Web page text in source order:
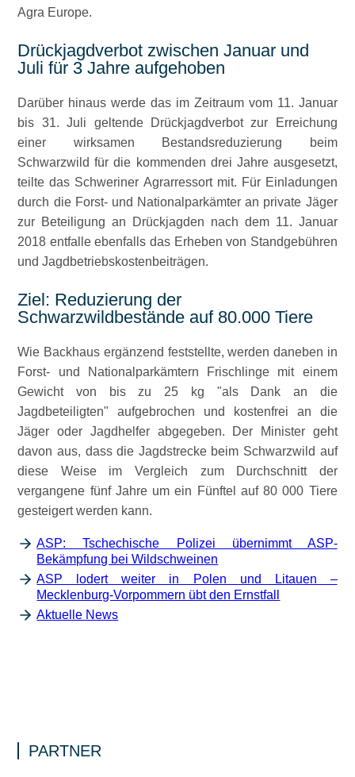
Agra Europe.
Drückjagdverbot zwischen Januar und
Juli für 3 Jahre aufgehoben
Darüber hinaus werde das im Zeitraum vom 11. Januar
bis 31. Juli geltende Drückjagdverbot zur Erreichung
einer wirksamen Bestandsreduzierung beim
Schwarzwild für die kommenden drei Jahre ausgesetzt,
teilte das Schweriner Agrarressort mit. Für Einladungen
durch die Forst- und Nationalparkämter an private Jäger
zur Beteiligung an Drückjagden nach dem 11. Januar
2018 entfalle ebenfalls das Erheben von Standgebühren
und Jagdbetriebskostenbeiträgen.
Ziel: Reduzierung der
Schwarzwildbestände auf 80.000 Tiere
Wie Backhaus ergänzend feststellte, werden daneben in
Forst- und Nationalparkämtern Frischlinge mit einem
Gewicht von bis zu 25 kg
als Dank an die
Jagdbeteiligten
aufgebrochen und kostenfrei an die
Jäger oder Jagdhelfer abgegeben. Der Minister geht
davon aus, dass die Jagdstrecke beim Schwarzwild auf
diese Weise im Vergleich zum Durchschnitt der
vergangene fünf Jahre um ein Fünftel auf 80 000 Tiere
gesteigert werden kann.
ASP: Tschechische Polizei übernimmt ASP-
Bekämpfung bei Wildschweinen
ASP lodert weiter in Polen und Litauen –
Mecklenburg-Vorpommern übt den Ernstfall
Aktuelle News
PARTNER